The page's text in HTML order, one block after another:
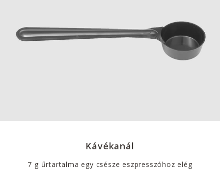
Kávékanál
7 g űrtartalma egy csésze eszpresszóhoz elég